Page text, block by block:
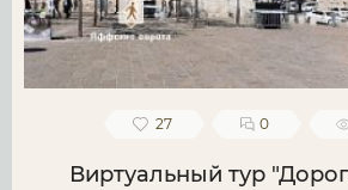
27 0
Виртуальный тур